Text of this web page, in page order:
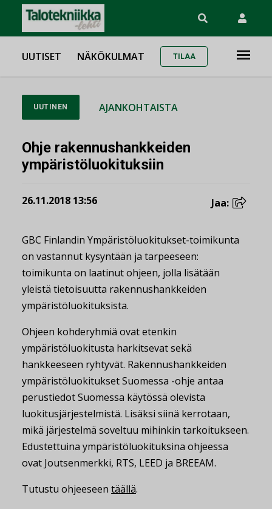
UUTISET NÄKÖKULMAT TILAA
UUTINEN AJANKOHTAISTA
Ohje rakennushankkeiden
ympäristöluokituksiin
26.11.2018 13:56 Jaa:
GBC Finlandin Ympäristöluokitukset-toimikunta
on vastannut kysyntään ja tarpeeseen:
toimikunta on laatinut ohjeen, jolla lisätään
yleistä tietoisuutta rakennushankkeiden
ympäristöluokituksista.
Ohjeen kohderyhmiä ovat etenkin
ympäristöluokitusta harkitsevat sekä
hankkeeseen ryhtyvät. Rakennushankkeiden
ympäristöluokitukset Suomessa -ohje antaa
perustiedot Suomessa käytössä olevista
luokitusjärjestelmistä. Lisäksi siinä kerrotaan,
mikä järjestelmä soveltuu mihinkin tarkoitukseen.
Edustettuina ympäristöluokituksina ohjeessa
ovat Joutsenmerkki, RTS, LEED ja BREEAM.
Tutustu ohjeeseen täällä.